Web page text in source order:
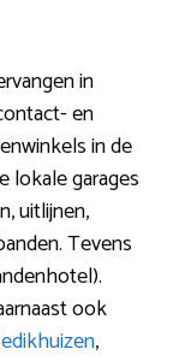
in
en
in de
lokale garages
uitlijnen,
Tevens
ook
,